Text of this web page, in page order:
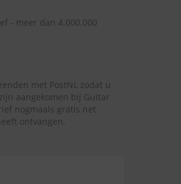
- meer dan 4.000.000
met PostNL zodat u
aangekomen bij Guitar
nogmaals gratis net
ontvangen.